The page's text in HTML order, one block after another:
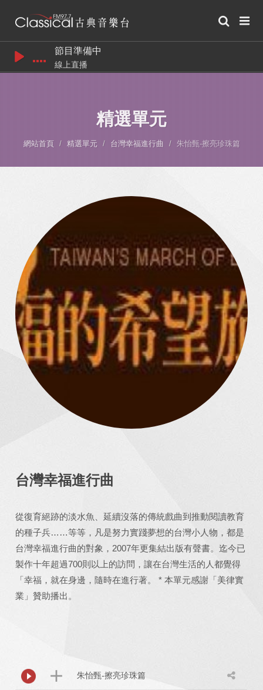
節目準備中
線上直播